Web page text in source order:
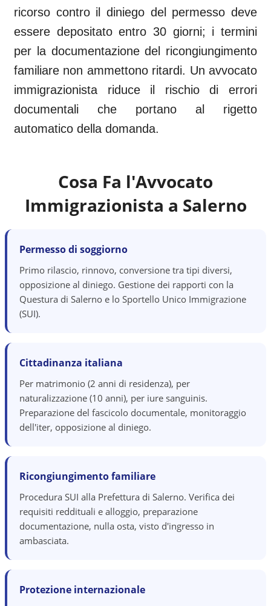
ricorso contro il diniego del permesso deve
essere depositato entro 30 giorni; i termini
per la documentazione del ricongiungimento
familiare non ammettono ritardi. Un avvocato
immigrazionista riduce il rischio di errori
documentali che portano al rigetto
automatico della domanda.
Cosa Fa l'Avvocato
Immigrazionista a Salerno
Permesso di soggiorno
Primo rilascio, rinnovo, conversione tra tipi diversi,
opposizione al diniego. Gestione dei rapporti con la
Questura di Salerno e lo Sportello Unico Immigrazione
(SUI).
Cittadinanza italiana
Per matrimonio (2 anni di residenza), per
naturalizzazione (10 anni), per iure sanguinis.
Preparazione del fascicolo documentale, monitoraggio
dell'iter, opposizione al diniego.
Ricongiungimento familiare
Procedura SUI alla Prefettura di Salerno. Verifica dei
requisiti reddituali e alloggio, preparazione
documentazione, nulla osta, visto d'ingresso in
ambasciata.
Protezione internazionale